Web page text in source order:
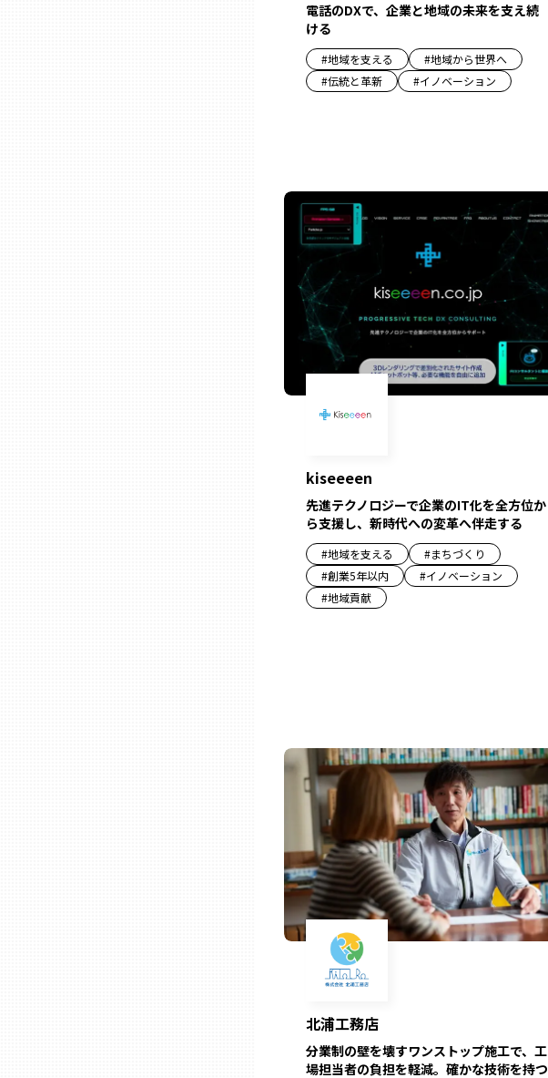
電話のDXで、企業と地域の未来を支え続
ける
#地域を支える #地域から世界へ
#伝統と革新 #イノベーション
kiseeeen
先進テクノロジーで企業のIT化を全方位か
ら支援し、新時代への変革へ伴走する
#地域を支える #まちづくり
#創業5年以内 #イノベーション
#地域貢献
北浦工務店
分業制の壁を壊すワンストップ施工で、工
場担当者の負担を軽減。確かな技術を持つ